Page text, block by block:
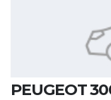
PEUGEOT